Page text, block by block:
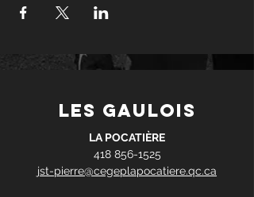
les gaulois
LA POCATIÈRE
418 856-1525
jst-pierre@cegeplapocatiere.qc.ca